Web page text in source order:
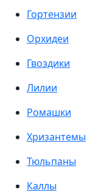
Гортензии
Орхидеи
Гвоздики
Лилии
Ромашки
Хризантемы
Тюльпаны
Каллы